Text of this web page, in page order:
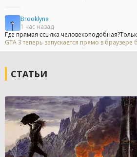
Brooklyne
1 час назад
Где прямая ссылка
GTA 3 теперь запускается прямо в браузере
СТАТЬИ